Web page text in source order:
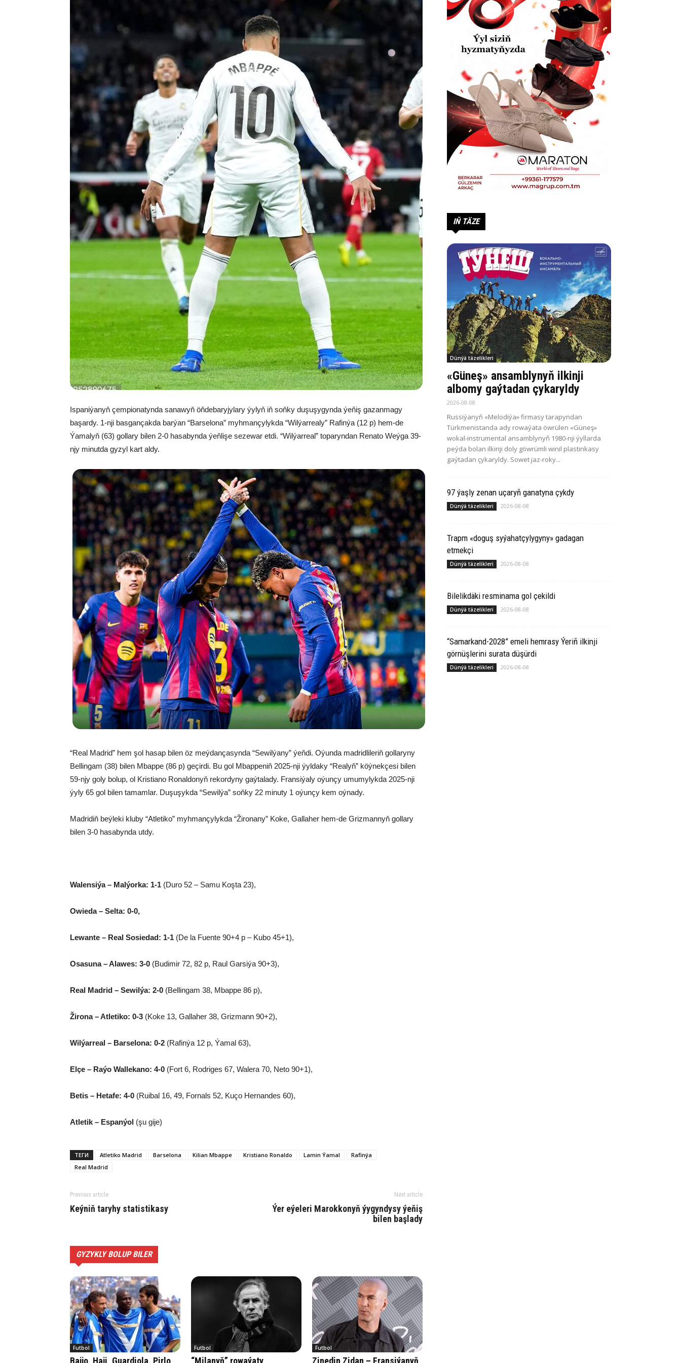
Ispaniýanyň çempionatynda sanawyň öňdebaryjylary ýylyň iň soňky duşuşygynda ýeňiş gazanmagy
başardy. 1-nji basgançakda barýan “Barselona” myhmançylykda “Wilýarrealy” Rafinýa (12 p) hem-de
Ýamalyň (63) gollary bilen 2-0 hasabynda ýeňlişe sezewar etdi. “Wilýarreal” toparyndan Renato Weýga 39-
njy minutda gyzyl kart aldy.
“Real Madrid” hem şol hasap bilen öz meýdançasynda “Sewilýany” ýeňdi. Oýunda madridlileriň gollaryny
Bellingam (38) bilen Mbappe (86 p) geçirdi. Bu gol Mbappeniň 2025-nji ýyldaky “Realyň” köýnekçesi bilen
59-njy goly bolup, ol Kristiano Ronaldonyň rekordyny gaýtalady. Fransiýaly oýunçy umumylykda 2025-nji
ýyly 65 gol bilen tamamlar. Duşuşykda “Sewilýa” soňky 22 minuty 1 oýunçy kem oýnady.
Madridiň beýleki kluby “Atletiko” myhmançylykda “Žironany” Koke, Gallaher hem-de Grizmannyň gollary
bilen 3-0 hasabynda utdy.
Walensiýa – Malýorka: 1-1 (Duro 52 – Samu Koşta 23),
Owieda – Selta: 0-0,
Lewante – Real Sosiedad: 1-1 (De la Fuente 90+4 p – Kubo 45+1),
Osasuna – Alawes: 3-0 (Budimir 72, 82 p, Raul Garsiýa 90+3),
Real Madrid – Sewilýa: 2-0 (Bellingam 38, Mbappe 86 p),
Žirona – Atletiko: 0-3 (Koke 13, Gallaher 38, Grizmann 90+2),
Wilýarreal – Barselona: 0-2 (Rafinýa 12 p, Ýamal 63),
Elçe – Raýo Wallekano: 4-0 (Fort 6, Rodriges 67, Walera 70, Neto 90+1),
Betis – Hetafe: 4-0 (Ruibal 16, 49, Fornals 52, Kuço Hernandes 60),
Atletik – Espanýol (şu gije)
ТЕГИ Atletiko Madrid Barselona Kilian Mbappe Kristiano Ronaldo Lamin Ýamal
Rafinýa
Real Madrid
Previous article
Keýniň taryhy statistikasy
Next article
Ýer eýeleri Marokkonyň ýygyndysy ýeňiş
bilen başlady
GYZYKLY BOLUP BILER
Futbol
Bajjo, Haji, Guardiola, Pirlo
Futbol
“Milanyň” rowaýaty
Futbol
Zinedin Zidan – Fransiýanyň
IŇ TÄZE
Dünýä täzelikleri
«Güneş» ansamblynyň ilkinji
albomy gaýtadan çykaryldy
2026-08-08
Russiýanyň «Melodiýa» firmasy tarapyndan
Türkmenistanda ady rowaýata öwrülen «Güneş»
wokal-instrumental ansamblynyň 1980-nji ýyllarda
peýda bolan ilkinji doly göwrümli winil plastinkasy
gaýtadan çykaryldy. Sowet jaz-roky...
97 ýaşly zenan uçaryň ganatyna çykdy
Dünýä täzelikleri 2026-08-08
Trapm «doguş syýahatçylygyny» gadagan
etmekçi
Dünýä täzelikleri 2026-08-08
Bilelikdäki resminama gol çekildi
Dünýä täzelikleri 2026-08-08
“Samarkand-2028” emeli hemrasy Ýeriň ilkinji
görnüşlerini surata düşürdi
Dünýä täzelikleri 2026-08-08